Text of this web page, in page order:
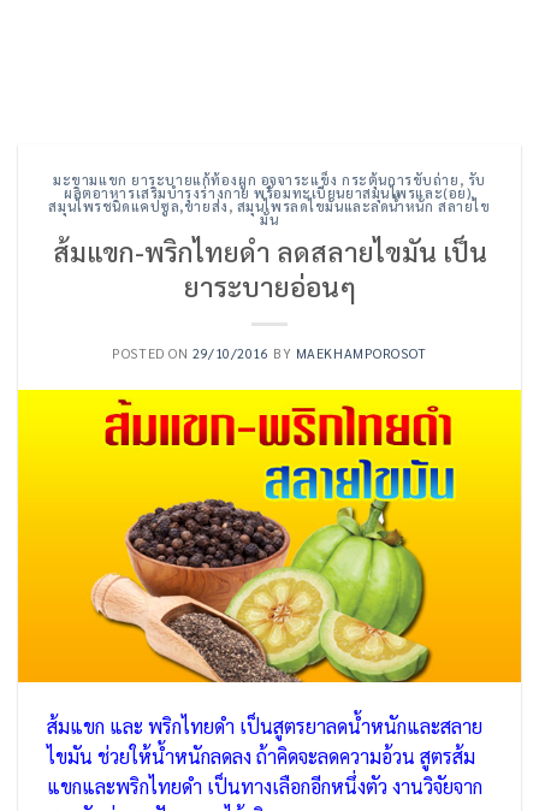
มะขามแขก ยาระบายแก้ท้องผูก อุจจาระแข็ง กระตุ้นการขับถ่าย , รับ
ผลิตอาหารเสริมบำรุงร่างกาย พร้อมทะเบียนยาสมุนไพรและ(อย),
สมุนไพรชนิดแคปซูล,ขายส่ง , สมุนไพรลดไขมันและลดน้ำหนัก สลายไข
มัน
ส้มแขก-พริกไทยดำ ลดสลายไขมัน เป็น
ยาระบายอ่อนๆ
POSTED ON 29/10/2016 BY MAEKHAMPOROSOT
ส้มแขก และ พริกไทยดำ เป็นสูตรยาลดน้ำหนักและสลาย
ไขมัน ช่วยให้น้ำหนักลดลง ถ้าคิดจะลดความอ้วน สูตรส้ม
แขกและพริกไทยดำ เป็นทางเลือกอีกหนึ่งตัว งานวิจัยจาก